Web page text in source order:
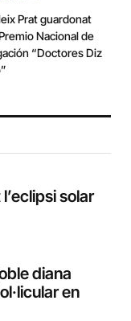
Prat guardonat
Nacional de
“Doctores Diz
solar
diana
en